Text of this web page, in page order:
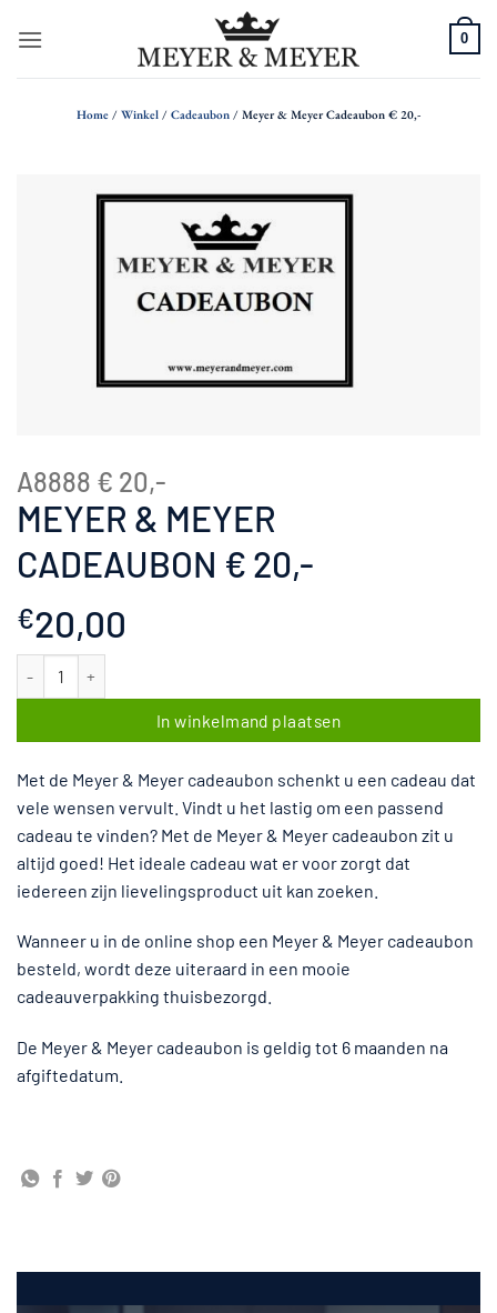
naar
0
Home / Winkel / Cadeaubon / Meyer & Meyer Cadeaubon € 20,-
A8888 € 20,-
MEYER & MEYER
CADEAUBON € 20,-
€20,00
In winkelmand plaatsen
Met de Meyer & Meyer cadeaubon schenkt u een cadeau dat
vele wensen vervult. Vindt u het lastig om een passend
cadeau te vinden? Met de Meyer & Meyer cadeaubon zit u
altijd goed! Het ideale cadeau wat er voor zorgt dat
iedereen zijn lievelingsproduct uit kan zoeken.
Wanneer u in de online shop een Meyer & Meyer cadeaubon
besteld, wordt deze uiteraard in een mooie
cadeauverpakking thuisbezorgd.
De Meyer & Meyer cadeaubon is geldig tot 6 maanden na
afgiftedatum.